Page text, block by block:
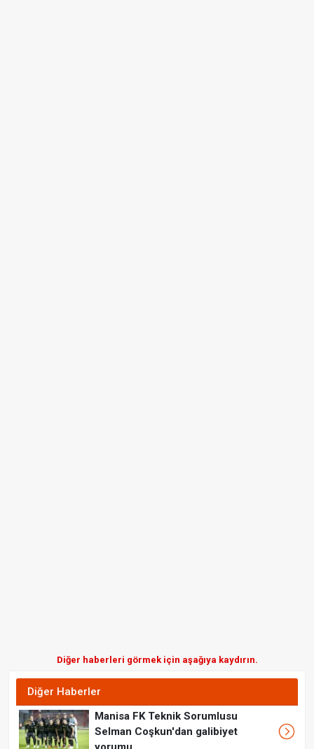
Diğer haberleri görmek için aşağıya kaydırın.
Diğer Haberler
Manisa FK Teknik Sorumlusu
Selman Coşkun'dan galibiyet